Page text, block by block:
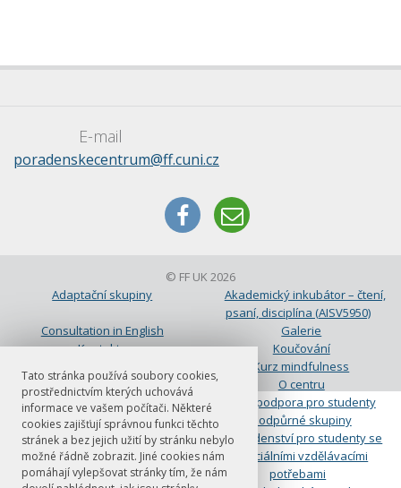
Tato stránka používá soubory cookies,
prostřednictvím kterých uchovává
informace ve vašem počítači. Některé
cookies zajišťují správnou funkci těchto
stránek a bez jejich užití by stránku nebylo
možné řádně zobrazit. Jiné cookies nám
pomáhají vylepšovat stránky tím, že nám
E-mail
poradenskecentrum@ff.cuni.cz
© FF UK 2026
Adaptační skupiny
Akademický inkubátor – čtení,
psaní, disciplína (AISV5950)
Consultation in English
Galerie
Kontakty
Koučování
Kurz mindfulness
Mapa
O centru
Objednání
Peer podpora pro studenty
Podpůrná skupina pro studenty-
rodiče
Podpůrné skupiny
Poradenství pro studenty se
speciálními vzdělávacími
potřebami